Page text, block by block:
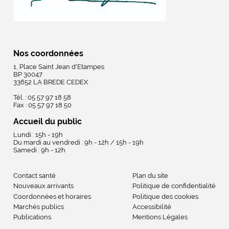
Nos coordonnées
1, Place Saint Jean d'Etampes
BP 30047
33652 LA BREDE CEDEX
Tél. : 05 57 97 18 58
Fax : 05 57 97 18 50
Accueil du public
Lundi : 15h - 19h
Du mardi au vendredi : 9h - 12h / 15h - 19h
Samedi : 9h - 12h
Contact santé
Nouveaux arrivants
Coordonnées et horaires
Marchés publics
Publications
Plan du site
Politique de confidentialité
Politique des cookies
Accessibilité
Mentions Légales